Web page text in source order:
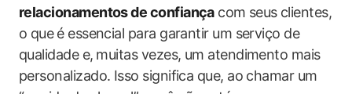
relacionamentos de confiança‌com⁣ seus clientes,
o que⁤ é essencial para garantir um serviço de
qualidade e, ⁤muitas vezes, um atendimento mais
personalizado. Isso​ significa que, ao chamar um